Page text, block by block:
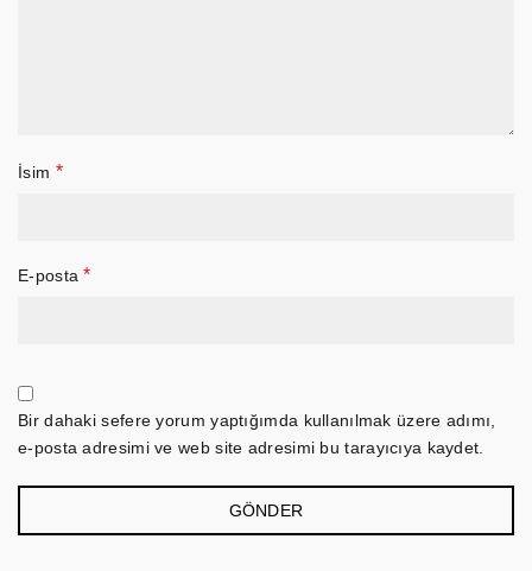
İsim *
E-posta*
Bir dahaki sefere yorum yaptığımda kullanılmak üzere adımı,
e-posta adresimi ve web site adresimi bu tarayıcıya kaydet.